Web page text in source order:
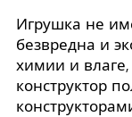
Игрушка не
безвредна и
химии и влаге,
конструктор